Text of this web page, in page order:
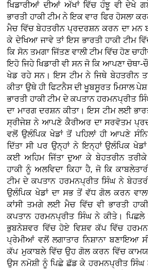
ਖਿਡਾਰੀਆਂ ਦੀਆਂ ਅੱਖਾਂ ਵਿੱਚ ਹੰਝੂ ਵੀ ਦੇਖੇ
ਭਾਰਤੀ ਹਾਕੀ ਟੀਮ ਨੇ ਇਕ ਵਾਰ ਫਿਰ ਹੋਸਲਾ
ਮੈਚ ਵਿੱਚ ਬੇਹਤਰੀਨ ਪ੍ਰਦਰਸ਼ਨ ਕਰਨ ਦਾ ਮਨ
ਕੇ ਦੇਖਿਆ ਜਾਵੇ ਤਾਂ ਇਸ ਭਾਰਤੀ ਹਾਕੀ ਟੀਮ
ਕਿ ਸੋਨ ਤਮਗਾ ਜਿੱਤਣ ਵਾਲੀ ਟੀਮ ਵਿੱਚ ਹੋਣ
ਇਹੋ ਜਿਹੇ ਖਿਡਾਰੀ ਵੀ ਸਨ ਜੋ ਕਿ ਆਪਣਾ ਚੋਥਾ-
ਖੇਡ ਰਹੇ ਸਨ। ਇਸ ਟੀਮ ਨੇ ਜਿਥੇ ਬੇਹਤਰੀਨ
ਕੀਤਾ ਉਥੇ ਹੀ ਫਿਟਨੈਸ ਦੀ ਖੂਬਸੂਰਤ ਮਿਸਾਲ ਪੇਸ਼
ਭਾਰਤੀ ਹਾਕੀ ਟੀਮ ਦੇ ਕਪਤਾਨ ਹਰਮਨਪ੍ਰੀਤ
ਦਾ ਮਾਰਗ ਦਰਸ਼ਨ ਕੀਤਾ। ਇਸ ਟੀਮ ਲਈ
ਸ੍ਰੀਜੇਸ਼ ਨੇ ਆਪਣੇ ਕੈਰੀਅਰ ਦਾ ਸਰਵੋਤਮ
ਵਲੋਂ ਉਲੰਪਿਕ ਖੇਡਾਂ ਤੋਂ ਪਹਿਲਾਂ ਹੀ ਆਪਣੇ
ਦਿੱਤਾ ਸੀ ਪਰ ਉਨ੍ਹਾਂ ਨੇ ਇਨ੍ਹਾਂ ਉਲੰਪਿਕ ਖੇਡਾਂ
ਕਈ ਅਹਿਮ ਜਿੱਤਾ ਦੁਆ ਕੇ ਬੇਹਤਰੀਨ ਤਰੀਕੇ
ਹਾਕੀ ਨੂੰ ਅਲਵਿਦਾ ਕਿਹਾ ਹੈ, ਜੋ ਕਿ
ਟੀਮ ਦੇ ਕਪਤਾਨ ਹਰਮਨਪ੍ਰੀਤ ਸਿੰਘ ਨੇ
ਉਲੰਪਿਕ ਖੇਡਾਂ ਦਾ ਸਭ ਤੋਂ ਵੱਧ ਗੋਲ ਕਰਨ ਵਾਲਾ
ਕਾਂਸੀ ਤਮਗੇ ਲਈ ਮੈਚ ਵਿੱਚ ਵੀ ਭਾਰਤੀ
ਕਪਤਾਨ ਹਰਮਨਪ੍ਰੀਤ ਸਿੰਘ ਨੇ ਕੀਤੇ। ਪਿਛਲੇ
ਭੁਬਨੇਸ਼ਵਰ ਵਿੱਚ ਹੋਏ ਵਿਸ਼ਵ ਕੱਪ ਵਿੱਚ
ਪ੍ਰੇਮੀਆਂ ਵਲੋਂ ਲਗਾਤਾਰ ਨਿਸ਼ਾਨਾ ਬਣਾਇਆ
ਕੱਪ ਮੁਕਾਬਲੇ ਵਿੱਚ ਉਹ ਗੋਲ ਕਰਨ ਵਿੱਚ
ਉਸ ਨਮੋਸ਼ੀ ਨੂੰ ਪਿਛੇ ਛੱਡ ਕੇ ਹਰਮਨਪ੍ਰੀਤ ਸਿੰਘ